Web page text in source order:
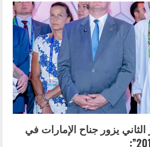
الثاني يزور جناح الإمارات في